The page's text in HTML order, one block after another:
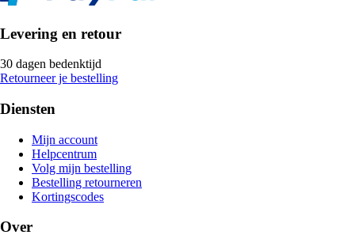
Levering en retour
30 dagen bedenktijd
Retourneer je bestelling
Diensten
Mijn account
Helpcentrum
Volg mijn bestelling
Bestelling retourneren
Kortingscodes
Over